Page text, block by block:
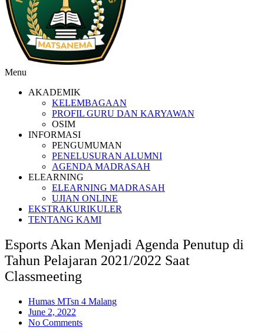
Menu
AKADEMIK
KELEMBAGAAN
PROFIL GURU DAN KARYAWAN
OSIM
INFORMASI
PENGUMUMAN
PENELUSURAN ALUMNI
AGENDA MADRASAH
ELEARNING
ELEARNING MADRASAH
UJIAN ONLINE
EKSTRAKURIKULER
TENTANG KAMI
Esports Akan Menjadi Agenda Penutup di
Tahun Pelajaran 2021/2022 Saat
Classmeeting
Humas MTsn 4 Malang
June 2, 2022
No Comments